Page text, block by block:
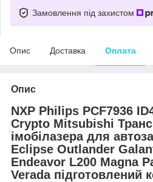
Замовлення під захистом
Опис Доставка Оплата
Опис
NXP Philips PCF7936
Crypto Mitsubishi
імобілазера для
Eclipse Outlander
Endeavor L200 Magna
Verada підготовлений